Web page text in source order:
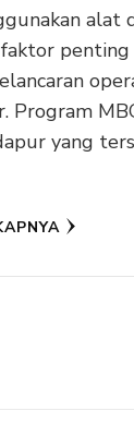
alat
Program
yang